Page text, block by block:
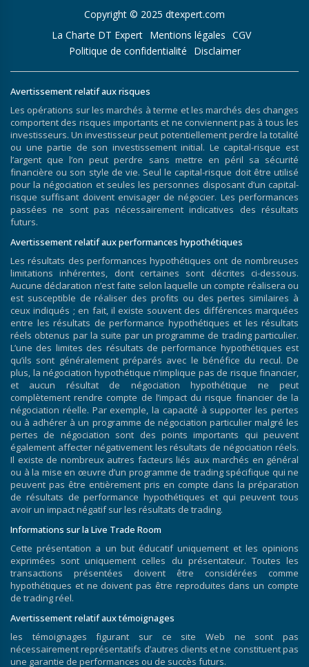
Copyright © 2025 dtexpert.com
La Charte DT Expert
Mentions légales CGV
Politique de confidentialité
Disclaimer
Avertissement relatif aux risques
Les opérations sur les marchés à terme et les marchés des changes
comportent des risques importants et ne conviennent pas à tous les
investisseurs. Un investisseur peut potentiellement perdre la totalité
ou une partie de son investissement initial. Le capital-risque est
l’argent que l’on peut perdre sans mettre en péril sa sécurité
financière ou son style de vie. Seul le capital-risque doit être utilisé
pour la négociation et seules les personnes disposant d’un capital-
risque suffisant doivent envisager de négocier. Les performances
passées ne sont pas nécessairement indicatives des résultats
futurs.
Avertissement relatif aux performances hypothétiques
Les résultats des performances hypothétiques ont de nombreuses
limitations inhérentes, dont certaines sont décrites ci-dessous.
Aucune déclaration n’est faite selon laquelle un compte réalisera ou
est susceptible de réaliser des profits ou des pertes similaires à
ceux indiqués ; en fait, il existe souvent des différences marquées
entre les résultats de performance hypothétiques et les résultats
réels obtenus par la suite par un programme de trading particulier.
L’une des limites des résultats de performance hypothétiques est
qu’ils sont généralement préparés avec le bénéfice du recul. De
plus, la négociation hypothétique n’implique pas de risque financier,
et aucun résultat de négociation hypothétique ne peut
complètement rendre compte de l’impact du risque financier de la
négociation réelle. Par exemple, la capacité à supporter les pertes
ou à adhérer à un programme de négociation particulier malgré les
pertes de négociation sont des points importants qui peuvent
également affecter négativement les résultats de négociation réels.
Il existe de nombreux autres facteurs liés aux marchés en général
ou à la mise en œuvre d’un programme de trading spécifique qui ne
peuvent pas être entièrement pris en compte dans la préparation
de résultats de performance hypothétiques et qui peuvent tous
avoir un impact négatif sur les résultats de trading.
Informations sur la Live Trade Room
Cette présentation a un but éducatif uniquement et les opinions
exprimées sont uniquement celles du présentateur. Toutes les
transactions présentées doivent être considérées comme
hypothétiques et ne doivent pas être reproduites dans un compte
de trading réel.
Avertissement relatif aux témoignages
les témoignages figurant sur ce site Web ne sont pas
nécessairement représentatifs d’autres clients et ne constituent pas
une garantie de performances ou de succès futurs.